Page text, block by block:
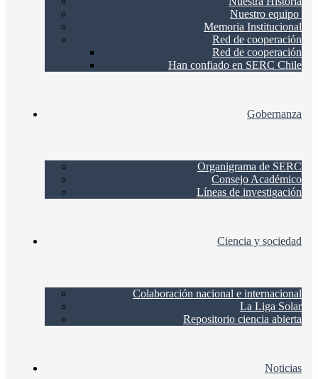
Nuestro equipo
Memoria Institucional
Red de cooperación
Red de cooperación
Han confiado en SERC Chile
Gobernanza
Organigrama de SERC
Consejo Académico
Líneas de investigación
Ciencia y sociedad
Colaboración nacional e internacional
La Liga Solar
Repositorio ciencia abierta
Noticias